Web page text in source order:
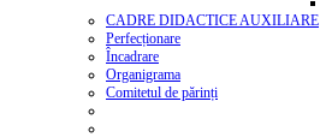
CADRE DIDACTICE AUXILIARE
Perfecționare
Încadrare
Organigrama
Comitetul de părinți